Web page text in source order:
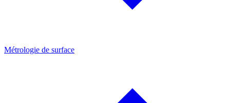
Métrologie de surface